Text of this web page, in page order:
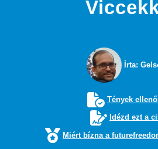
Írta:
Tények
Idézd ezt a
Miért bízna a